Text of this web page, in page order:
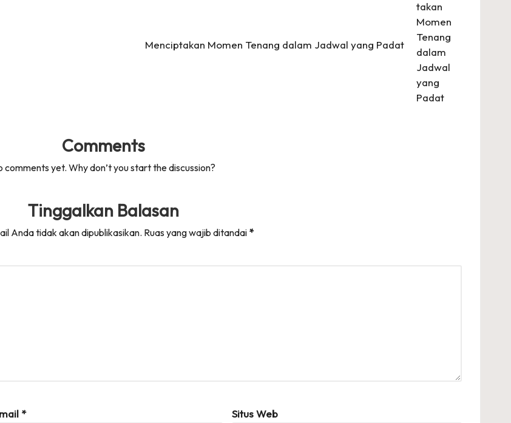
Menciptakan Momen Tenang dalam Jadwal yang Padat
Comments
comments yet. Why don’t you start the discussion?
Tinggalkan Balasan
Anda tidak akan dipublikasikan. Ruas yang wajib ditandai *
* Situs Web